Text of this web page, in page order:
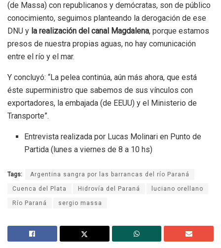
(de Massa) con republicanos y demócratas, son de público
conocimiento, seguimos planteando la derogación de ese
DNU y la realización del canal Magdalena, porque estamos
presos de nuestra propias aguas, no hay comunicación
entre el río y el mar.
Y concluyó: “La pelea continúa, aún más ahora, que está
éste superministro que sabemos de sus vínculos con
exportadores, la embajada (de EEUU) y el Ministerio de
Transporte”.
Entrevista realizada por Lucas Molinari en Punto de
Partida (lunes a viernes de 8 a 10 hs)
Tags: Argentina sangra por las barrancas del río Paraná
Cuenca del Plata Hidrovía del Paraná luciano orellano
Río Paraná sergio massa